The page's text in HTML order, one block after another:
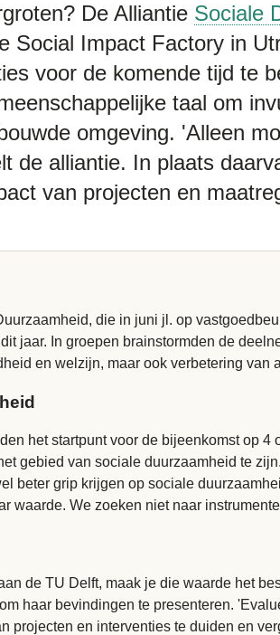
De Alliantie Sociale
Social Impact Factory in
voor de komende tijd te
taal om
omgeving. 'Alleen
de alliantie. In plaats
van projecten en
die in juni jl. op
jaar. In groepen brainstormden de
en welzijn, maar ook verbetering van
het startpunt voor de bijeenkomst op
gebied van sociale duurzaamheid te
beter grip krijgen op sociale
waarde. We zoeken niet naar
de TU Delft, maak je die waarde het
haar bevindingen te presenteren.
projecten en interventies te duiden en